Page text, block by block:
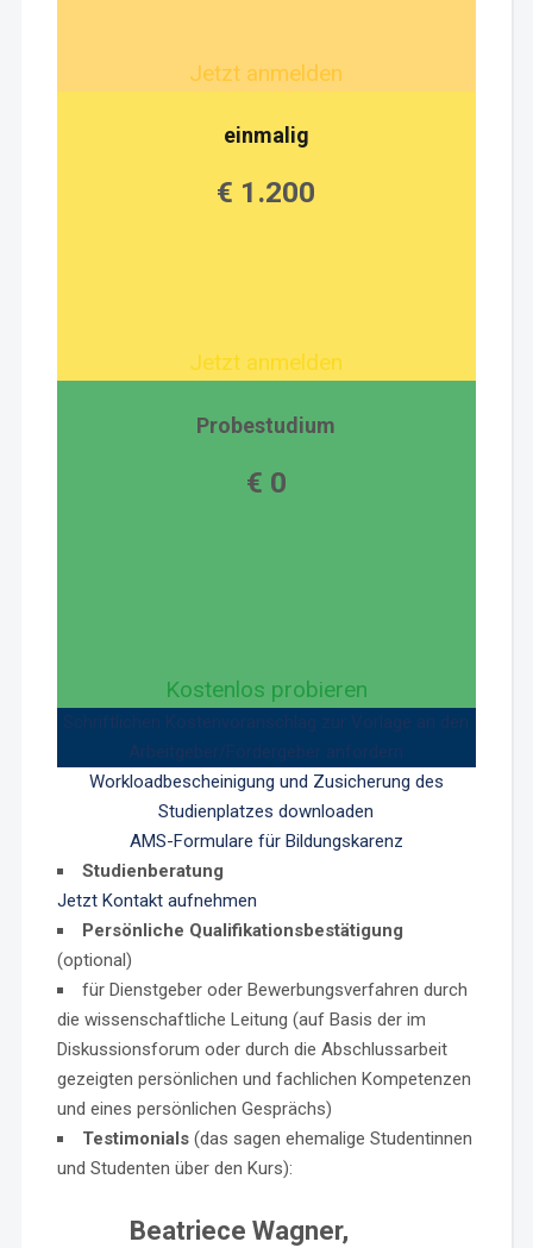
Jetzt anmelden
einmalig
€ 1.200
Jetzt anmelden
Probestudium
€ 0
Kostenlos probieren
Schriftlichen Kostenvoranschlag zur Vorlage an den
Arbeitgeber/Fördergeber anfordern
Workloadbescheinigung und Zusicherung des
Studienplatzes downloaden
AMS-Formulare für Bildungskarenz
Studienberatung
Jetzt Kontakt aufnehmen
Persönliche Qualifikationsbestätigung
(optional)
für Dienstgeber oder Bewerbungsverfahren durch
die wissenschaftliche Leitung (auf Basis der im
Diskussionsforum oder durch die Abschlussarbeit
gezeigten persönlichen und fachlichen Kompetenzen
und eines persönlichen Gesprächs)
Testimonials (das sagen ehemalige Studentinnen
und Studenten über den Kurs):
Beatriece Wagner,